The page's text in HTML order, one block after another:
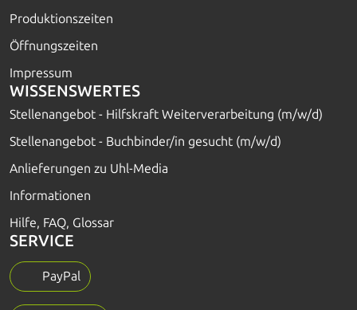
Produktionszeiten
Öffnungszeiten
Impressum
WISSENSWERTES
Stellenangebot - Hilfskraft Weiterverarbeitung (m/w/d)
Stellenangebot - Buchbinder/in gesucht (m/w/d)
Anlieferungen zu Uhl-Media
Informationen
Hilfe, FAQ, Glossar
SERVICE
PayPal